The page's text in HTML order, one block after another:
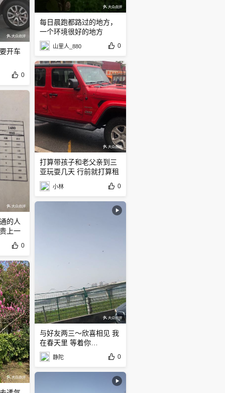
开车
0
的人
上一
0
每日晨跑都路过的地方，
一个环境很好的地方
山里人_880 0
打算带孩子和老父亲到三
亚玩耍几天 行前就打算租
一台车
小林 0
与好友两三～欣喜相见 我
在春天里 等着你…
静陀 0